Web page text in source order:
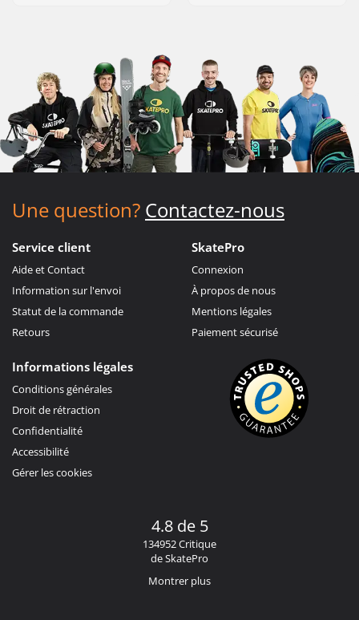
Une question? Contactez-nous
Service client
Aide et Contact
Information sur l'envoi
Statut de la commande
Retours
SkatePro
Connexion
À propos de nous
Mentions légales
Paiement sécurisé
Informations légales
Conditions générales
Droit de rétraction
Confidentialité
Accessibilité
Gérer les cookies
4.8 de 5
134952 Critique
de SkatePro
Montrer plus